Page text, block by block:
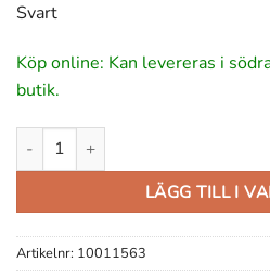
var:
56995 kr.
är:
Svart
Köp online: Kan levereras i
butik.
Växthus Monstera mängd
LÄGG TILL I
Artikelnr: 10011563